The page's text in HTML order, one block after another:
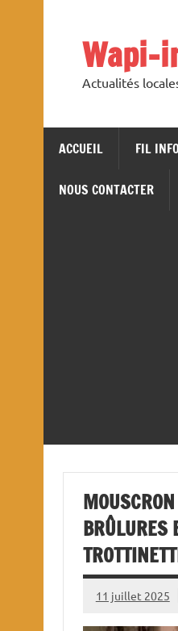
Wapi-
Actualités
ACCUEIL FIL INFO
NOUS CONTACTER
BRÛLURES
11 juillet 2025